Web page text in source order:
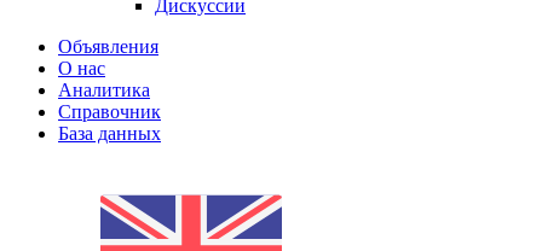
Дискуссии
Объявления
О нас
Аналитика
Справочник
База данных